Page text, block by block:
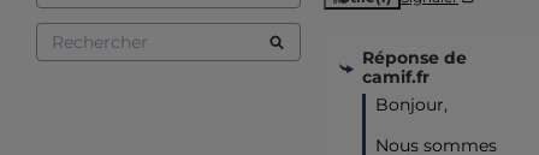
Réponse de
camif.fr
Bonjour,
Nous sommes